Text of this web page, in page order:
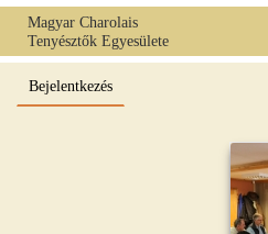
Fő tartalom átugrása
Magyar Charolais
Tenyésztők Egyesülete
Bejelentkezés